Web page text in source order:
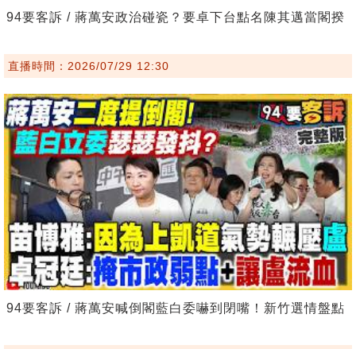
94要客訴 / 蔣萬安政治碰瓷？要卓下台點名陳其邁當閣揆
直播時間：2026/07/29 12:30
94要客訴 / 蔣萬安喊倒閣藍白委嚇到閉嘴！新竹選情盤點